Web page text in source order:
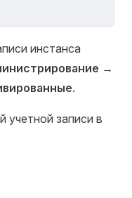
инстанса
→
.
учетной записи в